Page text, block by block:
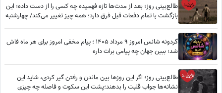
طالع‌بینی روز؛ بعد از مدت‌ها تازه فهمیده چه کسی را از دست داده؛ این
بازگشت با تمام دفعات قبل فرق دارد؛ همه چیز تغییر می‌کند/ چهارشنبه
گردونه شانس امروز 9 مرداد 1405 ؛ پیام مخفی امروز برای هر ماه فاش
شد؛ ببین جهان چه پیامی برات داره
طالع‌بینی روز؛ اگر این روزها بین ماندن و رفتن گیر کردی، شاید این
نشانه‌ها جواب قلبت را بدهند؛پشت این سکوت و فاصله چه چیزی